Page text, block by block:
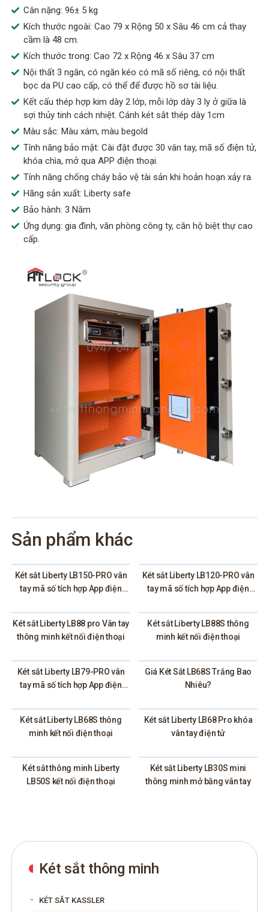
Cân nặng: 96± 5 kg
Kích thước ngoài: Cao 79 x Rộng 50 x Sâu 46 cm cả thay
cầm là 48 cm.
Kích thước trong: Cao 72 x Rộng 46 x Sâu 37 cm
Nội thất 3 ngăn, có ngăn kéo có mã số riêng, có nội thất
bọc da PU cao cấp, có thể để được hồ sơ tài liệu.
Kết cấu thép hợp kim dày 2 lớp, mỗi lớp dày 3 ly ở giữa là
sợi thủy tinh cách nhiệt. Cánh két sắt thép dày 1cm
Màu sắc: Màu xám, màu begold
Tính năng bảo mật: Cài đặt được 30 vân tay, mã số điện tử,
khóa chìa, mở qua APP điện thoại.
Tính năng chống cháy bảo vệ tài sản khi hoản hoạn xảy ra.
Hãng sản xuất: Liberty safe
Bảo hành: 3 Năm
Ứng dụng: gia đình, văn phòng công ty, căn hộ biệt thự cao
cấp.
Sản phẩm khác
Két sắt Liberty LB150-PRO vân
tay mã số tích hợp App điện
Két sắt Liberty LB120-PRO vân
tay mã số tích hợp App điện
Két sắt Liberty LB88 pro Vân tay
thông minh kết nối điện thoại
Két sắt Liberty LB88S thông
minh kết nối điện thoại
Két sắt Liberty LB79-PRO vân
tay mã số tích hợp App điện
Giá Két Sắt LB68S Trắng Bao
Nhiêu?
Két sắt Liberty LB68S thông
minh kết nối điện thoại
Két sắt Liberty LB68 Pro khóa
vân tay điện tử
Két sắt thông minh Liberty
LB50S kết nối điện thoại
Két sắt Liberty LB30S mini
thông minh mở bằng vân tay
Két sắt thông minh
KÉT SẮT KASSLER